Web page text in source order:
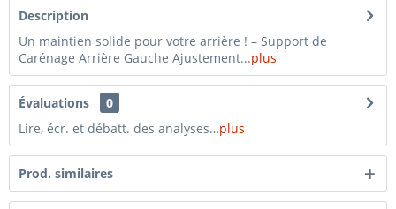
Description
Un maintien solide pour votre arrière ! – Support de
Carénage Arrière Gauche Ajustement...plus
Évaluations
0
Lire, écr. et débatt. des analyses…plus
Prod. similaires